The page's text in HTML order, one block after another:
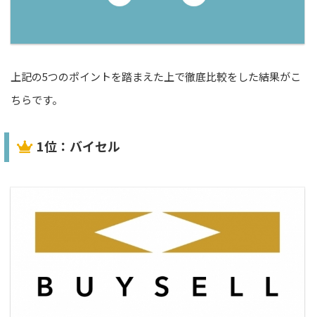
上記の5つのポイントを踏まえた上で徹底比較をした結果がこ
ちらです。
1位：バイセル